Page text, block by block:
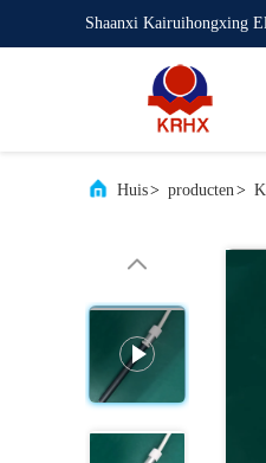
Shaanxi Kairuihongxing
Huis> producten>